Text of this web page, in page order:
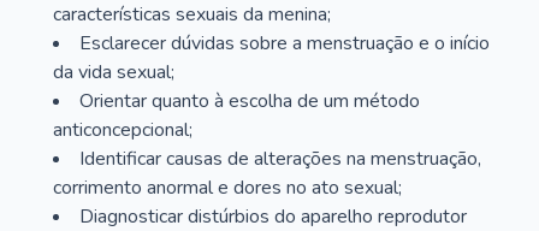
características sexuais da menina;
Esclarecer dúvidas sobre a menstruação e o início
da vida sexual;
Orientar quanto à escolha de um método
anticoncepcional;
Identificar causas de alterações na menstruação,
corrimento anormal e dores no ato sexual;
Diagnosticar distúrbios do aparelho reprodutor